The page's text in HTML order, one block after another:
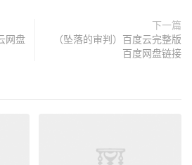
网盘
下一篇
（坠落的审判）百度云完整版
百度网盘链接